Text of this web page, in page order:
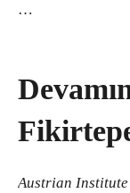
…
Austrian Institute